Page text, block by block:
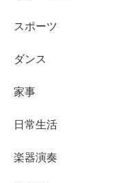
スポーツ
ダンス
家事
日常生活
楽器演奏